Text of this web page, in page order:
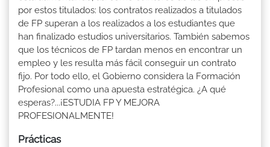
por estos titulados: los contratos realizados a titulados
de FP superan a los realizados a los estudiantes que
han finalizado estudios universitarios. También sabemos
que los técnicos de FP tardan menos en encontrar un
empleo y les resulta más fácil conseguir un contrato
fijo. Por todo ello, el Gobierno considera la Formación
Profesional como una apuesta estratégica. ¿A qué
esperas?...¡ESTUDIA FP Y MEJORA
PROFESIONALMENTE!
Prácticas